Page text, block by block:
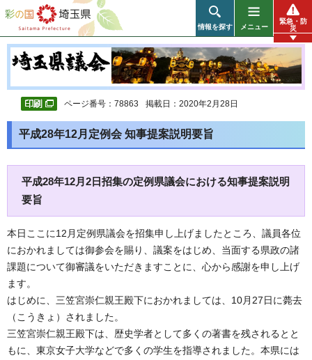
彩の国 埼玉県
情報を探す メニュー
緊急・防
災
ページ番号：78863 掲載日：2020年2月28日
平成28年12月定例会 知事提案説明要旨
平成28年12月2日招集の定例県議会における知事提案説明
要旨
本日ここに12月定例県議会を招集申し上げましたところ、議員各位
におかれましては御参会を賜り、議案をはじめ、当面する県政の諸
課題について御審議をいただきますことに、心から感謝を申し上げ
ます。
はじめに、三笠宮崇仁親王殿下におかれましては、10月27日に薨去
（こうきょ）されました。
三笠宮崇仁親王殿下は、歴史学者として多くの著書を残されるとと
もに、東京女子大学などで多くの学生を指導されました。本県には